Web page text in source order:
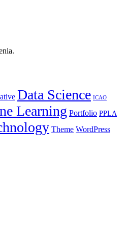
Data Science ICAO
Learning Portfolio PPLA
Theme WordPress